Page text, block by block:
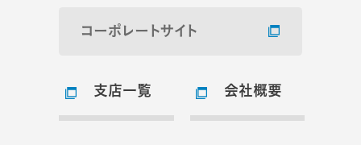
コーポレートサイト
支店一覧 会社概要